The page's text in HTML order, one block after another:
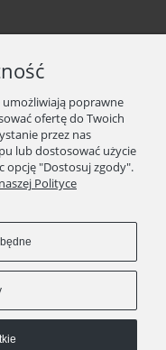
tkaniny koszulowej,
Idealnie
w Polsce. Guziki
biustu i talii z
w galerii produktu.
poprawne
ofertę do Twoich
przez nas
lub dostosować użycie
opcję "Dostosuj zgody".
Polityce